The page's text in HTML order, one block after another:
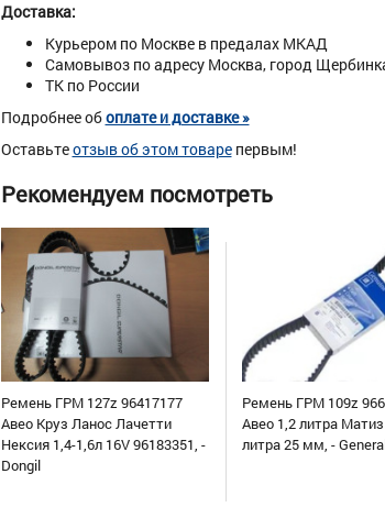
Доставка:
Курьером по Москве в предалах МКАД
Самовывоз по адресу Москва, город
ТК по России
Подробнее обоплате и доставке »
Оставьтеотзыв об этом товарепервым!
Рекомендуем посмотреть
Ремень ГРМ 127z 96417177
Авео Круз Ланос Лачетти
Нексия 1,4-1,6л 16V 96183351, -
Dongil
Ремень ГРМ 109z
Авео 1,2 литра
литра 25 мм, -